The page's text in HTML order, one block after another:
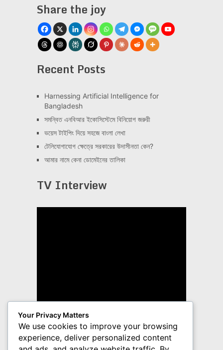
Share the joy
Recent Posts
Har­ness­ing Arti­fi­cial Intel­li­gence for
Bangladesh
সমন্বিত এনবিআর ইকোসিস্টেমে বিনিয়োগ জরুরী
ভয়েস টাইপিং দিয়ে সহজে বাংলা লেখা
টেলিযোগাযোগ ক্ষেত্রে সরকারের উদাসীনতা কেন?
আমার নামে কেনা ডোমেইনের তালিকা
TV Interview
Your Privacy Matters
We use cookies to improve your browsing
experience, deliver personalized content